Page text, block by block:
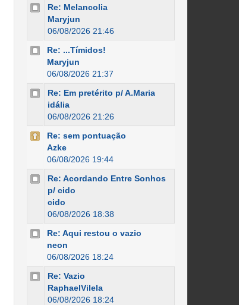
Re: Melancolia
Maryjun
06/08/2026 21:46
Re: ...Tímidos!
Maryjun
06/08/2026 21:37
Re: Em pretérito p/ A.Maria
idália
06/08/2026 21:26
Re: sem pontuação
Azke
06/08/2026 19:44
Re: Acordando Entre Sonhos
p/ cido
cido
06/08/2026 18:38
Re: Aqui restou o vazio
neon
06/08/2026 18:24
Re: Vazio
RaphaelVilela
06/08/2026 18:24